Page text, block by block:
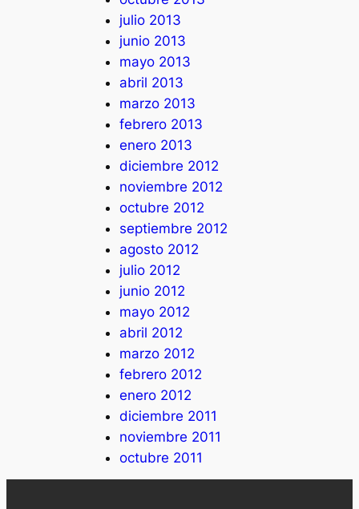
julio 2013
junio 2013
mayo 2013
abril 2013
marzo 2013
febrero 2013
enero 2013
diciembre 2012
noviembre 2012
octubre 2012
septiembre 2012
agosto 2012
julio 2012
junio 2012
mayo 2012
abril 2012
marzo 2012
febrero 2012
enero 2012
diciembre 2011
noviembre 2011
octubre 2011